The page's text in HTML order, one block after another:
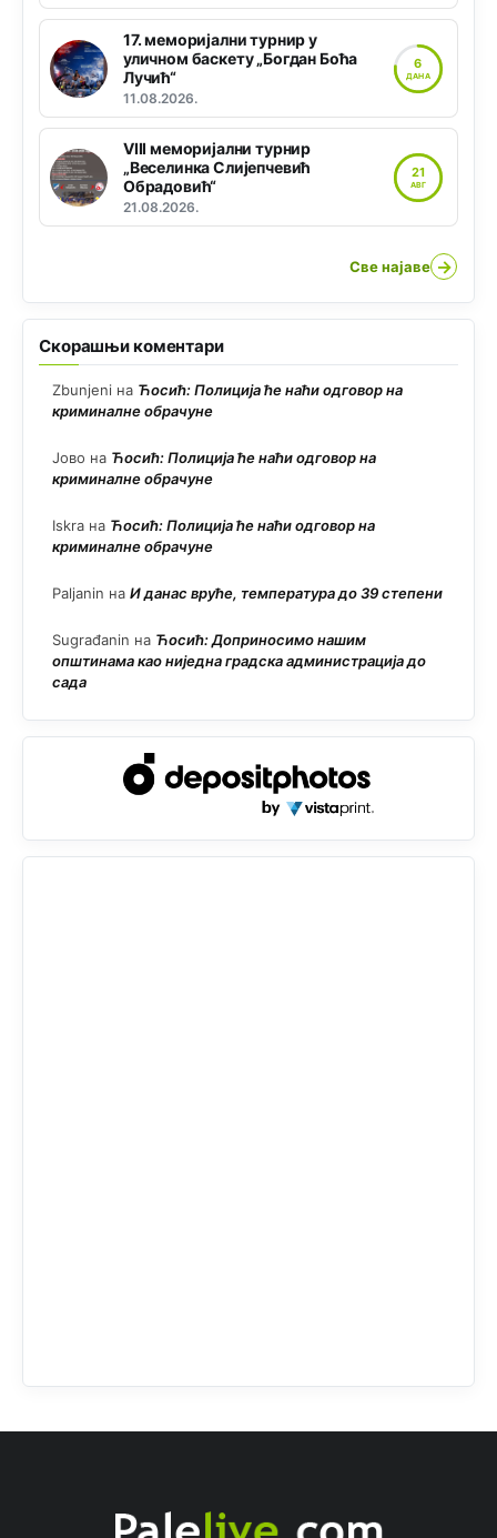
17. меморијални турнир у
уличном баскету „Богдан Боћа
Лучић“
11.08.2026.
6
ДАНА
VIII меморијални турнир
„Веселинка Слијепчевић
Обрадовић“
21.08.2026.
21
АВГ
Све најаве →
Скорашњи коментари
Zbunjeni на Ћосић: Полиција ће наћи одговор на
криминалне обрачуне
Јово на Ћосић: Полиција ће наћи одговор на
криминалне обрачуне
Iskra на Ћосић: Полиција ће наћи одговор на
криминалне обрачуне
Paljanin на И данас вруће, температура до 39 степени
Sugrađanin на Ћосић: Доприносимо нашим
општинама као ниједна градска администрација до
сада